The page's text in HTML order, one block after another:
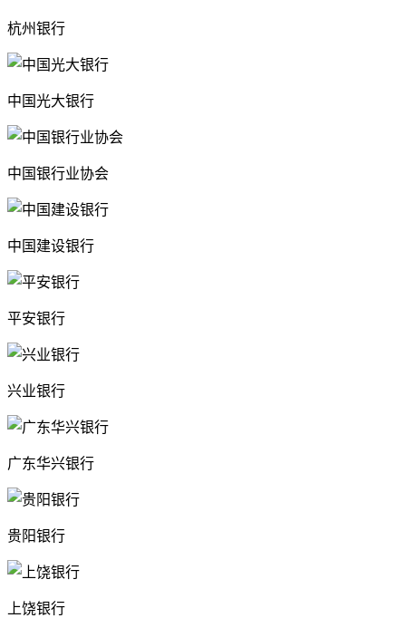
杭州银行
中国光大银行
中国银行业协会
中国建设银行
平安银行
兴业银行
广东华兴银行
贵阳银行
上饶银行